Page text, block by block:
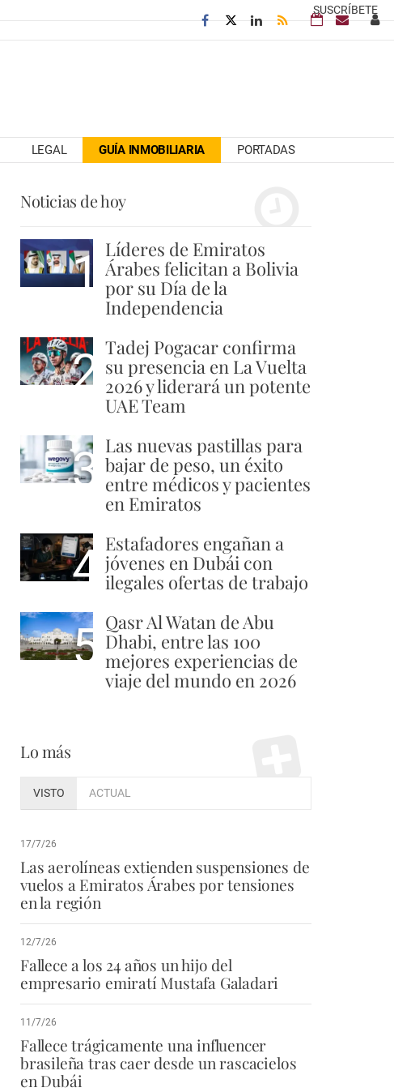
SUSCRÍBETE
LEGAL GUÍA INMOBILIARIA PORTADAS
Noticias de hoy
1 Líderes de Emiratos
Árabes felicitan a Bolivia
por su Día de la
Independencia
2 Tadej Pogacar confirma
su presencia en La Vuelta
2026 y liderará un potente
UAE Team
3 Las nuevas pastillas para
bajar de peso, un éxito
entre médicos y pacientes
en Emiratos
4 Estafadores engañan a
jóvenes en Dubái con
ilegales ofertas de trabajo
5 Qasr Al Watan de Abu
Dhabi, entre las 100
mejores experiencias de
viaje del mundo en 2026
Lo más
VISTO ACTUAL
17/7/26
Las aerolíneas extienden suspensiones de
vuelos a Emiratos Árabes por tensiones
en la región
12/7/26
Fallece a los 24 años un hijo del
empresario emiratí Mustafa Galadari
11/7/26
Fallece trágicamente una influencer
brasileña tras caer desde un rascacielos
en Dubái